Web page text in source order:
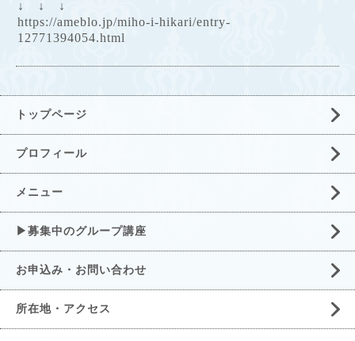
↓ ↓ ↓
https://ameblo.jp/miho-i-hikari/entry-
12771394054.html
トップページ
プロフィール
メニュー
▶募集中のグループ講座
お申込み・お問い合わせ
所在地・アクセス